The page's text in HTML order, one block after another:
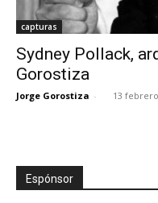
capturas
Sydney Pollack,
Gorostiza
Jorge Gorostiza - 13
Espónsor